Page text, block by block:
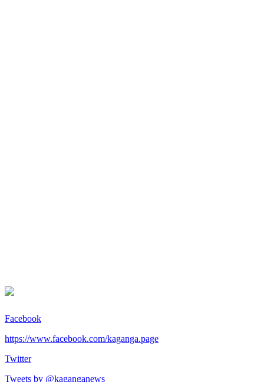
Facebook
https://www.facebook.com/kaganga.page
Twitter
Tweets by @kaganganews